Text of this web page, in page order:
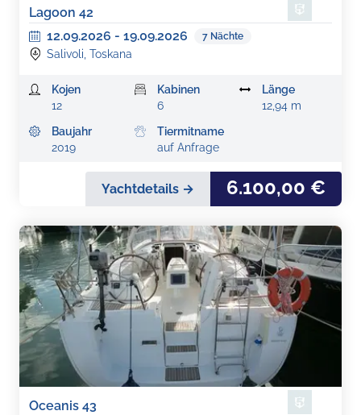
Lagoon 42
12.09.2026 - 19.09.2026 7 Nächte
Salivoli, Toskana
Kojen
12
Kabinen
6
Länge
12,94 m
Baujahr
2019
Tiermitname
auf Anfrage
Yachtdetails → 6.100,00 €
Oceanis 43